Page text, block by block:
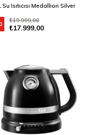
Su Isıtıcısı Medallion Silver
₺17.999,00
₺19.999,00